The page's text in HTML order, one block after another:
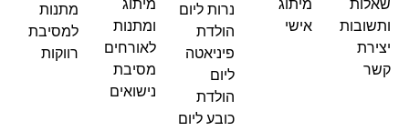
שאלות
ותשובות
יצירת
קשר
מיתוג
אישי
נרות ליום
הולדת
פיניאטה
ליום
הולדת
כובע ליום
מיתוג
ומתנות
לאורחים
מסיבת
נישואים
מתנות
למסיבת
רווקות